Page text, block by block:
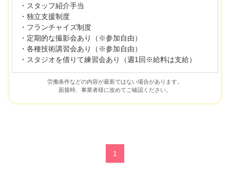
・スタッフ紹介手当
・独立支援制度
・フランチャイズ制度
・定期的な撮影会あり（※参加自由）
・各種技術講習会あり（※参加自由）
・スタジオを借りて練習会あり（週1回※給料は支給）
労働条件などの内容が最新ではない場合があります。
面接時、事業者様に改めてご確認ください。
1